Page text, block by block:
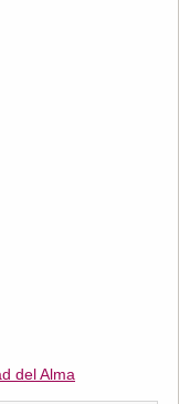
del Alma